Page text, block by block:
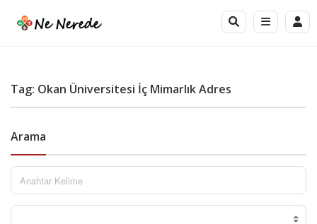
Tag: Okan Üniversitesi İç Mimarlık Adres
Arama